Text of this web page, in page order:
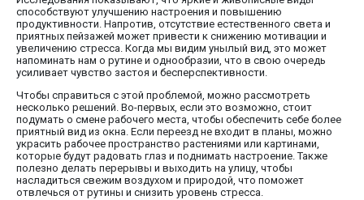
способствуют улучшению настроения и повышению
продуктивности. Напротив, отсутствие естественного света и
приятных пейзажей может привести к снижению мотивации и
увеличению стресса. Когда мы видим унылый вид, это может
напоминать нам о рутине и однообразии, что в свою очередь
усиливает чувство застоя и бесперспективности.
Чтобы справиться с этой проблемой, можно рассмотреть
несколько решений. Во-первых, если это возможно, стоит
подумать о смене рабочего места, чтобы обеспечить себе более
приятный вид из окна. Если переезд не входит в планы, можно
украсить рабочее пространство растениями или картинами,
которые будут радовать глаз и поднимать настроение. Также
полезно делать перерывы и выходить на улицу, чтобы
насладиться свежим воздухом и природой, что поможет
отвлечься от рутины и снизить уровень стресса.